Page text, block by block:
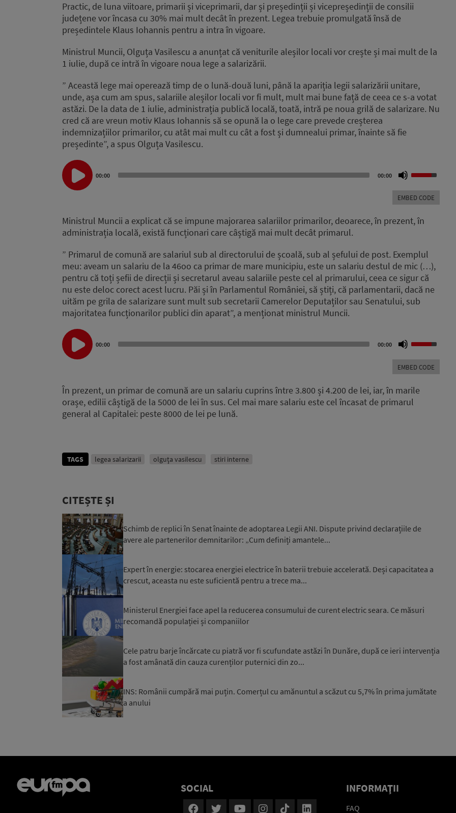
Practic, de luna viitoare, primarii și viceprimarii, dar și președinții și vicepreședinții de consilii
județene vor încasa cu 30% mai mult decât în prezent. Legea trebuie promulgată însă de
președintele Klaus Iohannis pentru a intra în vigoare.
Ministrul Muncii, Olguța Vasilescu a anunțat că veniturile aleșilor locali vor crește și mai mult de la
1 iulie, după ce intră în vigoare noua lege a salarizării.
” Această lege mai operează timp de o lună-două luni, până la apariția legii salarizării unitare,
unde, așa cum am spus, salariile aleșilor locali vor fi mult, mult mai bune față de ceea ce s-a votat
astăzi. De la data de 1 iulie, administrația publică locală, toată, intră pe noua grilă de salarizare. Nu
cred că are vreun motiv Klaus Iohannis să se opună la o lege care prevede creșterea
indemnizațiilor primarilor, cu atât mai mult cu cât a fost și dumnealui primar, înainte să fie
președinte”, a spus Olguța Vasilescu.
Audio
Player
00:00 00:00
Up/Down
keys
increase
volume.
EMBED CODE
Ministrul Muncii a explicat că se impune majorarea salariilor primarilor, deoarece, în prezent, în
administrația locală, există funcționari care câștigă mai mult decât primarul.
” Primarul de comună are salariul sub al directorului de școală, sub al șefului de post. Exemplul
meu: aveam un salariu de la 46oo ca primar de mare municipiu, este un salariu destul de mic (…),
pentru că toți șefii de direcții și secretarul aveau salariile peste cel al primarului, ceea ce sigur că
nu este deloc corect acest lucru. Păi și în Parlamentul României, să știți, că parlamentarii, dacă ne
uităm pe grila de salarizare sunt mult sub secretarii Camerelor Deputaților sau Senatului, sub
majoritatea funcționarilor publici din aparat”, a menționat ministrul Muncii.
Audio
Player
00:00 00:00
Up/Down
keys
increase
or
EMBED CODE
În prezent, un primar de comună are un salariu cuprins între 3.800 și 4.200 de lei, iar, în marile
orașe, edilii câștigă de la 5000 de lei în sus. Cel mai mare salariu este cel încasat de primarul
general al Capitalei: peste 8000 de lei pe lună.
TAGS legea salarizarii olguţa vasilescu stiri interne
CITEȘTE ȘI
Schimb de replici în Senat înainte de adoptarea Legii ANI. Dispute privind declarațiile de
avere ale partenerilor demnitarilor: „Cum definiți amantele...
Expert în energie: stocarea energiei electrice în baterii trebuie accelerată. Deși capacitatea a
crescut, aceasta nu este suficientă pentru a trece ma...
Ministerul Energiei face apel la reducerea consumului de curent electric seara. Ce măsuri
recomandă populației și companiilor
Cele patru barje încărcate cu piatră vor fi scufundate astăzi în Dunăre, după ce ieri intervenția
a fost amânată din cauza curenților puternici din zo...
INS: Românii cumpără mai puțin. Comerțul cu amănuntul a scăzut cu 5,7% în prima jumătate
a anului
SOCIAL INFORMAŢII
FAQ